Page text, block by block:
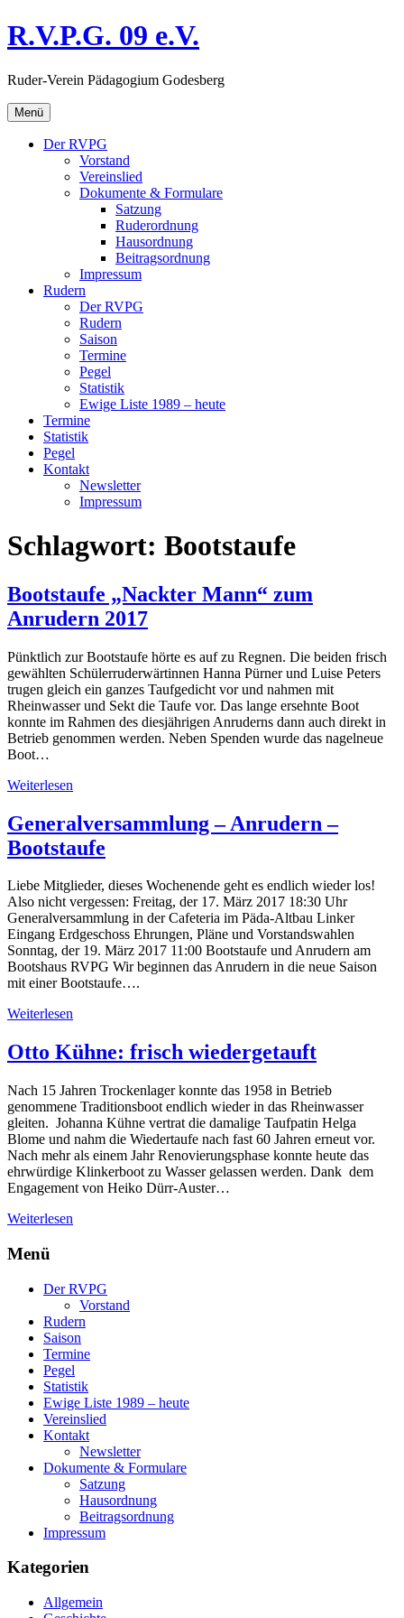
Direkt
zum
R.V.P.G. 09 e.V.
Ruder-Verein Pädagogium Godesberg
Menü
Der RVPG
Vorstand
Vereinslied
Dokumente & Formulare
Satzung
Ruderordnung
Hausordnung
Beitragsordnung
Impressum
Rudern
Der RVPG
Rudern
Saison
Termine
Pegel
Statistik
Ewige Liste 1989 – heute
Termine
Statistik
Pegel
Kontakt
Newsletter
Impressum
Schlagwort: Bootstaufe
Bootstaufe „Nackter Mann“ zum
Anrudern 2017
Pünktlich zur Bootstaufe hörte es auf zu Regnen. Die beiden frisch
gewählten Schülerruderwärtinnen Hanna Pürner und Luise Peters
trugen gleich ein ganzes Taufgedicht vor und nahmen mit
Rheinwasser und Sekt die Taufe vor. Das lange ersehnte Boot
konnte im Rahmen des diesjährigen Anruderns dann auch direkt in
Betrieb genommen werden. Neben Spenden wurde das nagelneue
Boot…
Weiterlesen
Generalversammlung – Anrudern –
Bootstaufe
Liebe Mitglieder, dieses Wochenende geht es endlich wieder los!
Also nicht vergessen: Freitag, der 17. März 2017 18:30 Uhr
Generalversammlung in der Cafeteria im Päda-Altbau Linker
Eingang Erdgeschoss Ehrungen, Pläne und Vorstandswahlen
Sonntag, der 19. März 2017 11:00 Bootstaufe und Anrudern am
Bootshaus RVPG Wir beginnen das Anrudern in die neue Saison
mit einer Bootstaufe….
Weiterlesen
Otto Kühne: frisch wiedergetauft
Nach 15 Jahren Trockenlager konnte das 1958 in Betrieb
genommene Traditionsboot endlich wieder in das Rheinwasser
gleiten. Johanna Kühne vertrat die damalige Taufpatin Helga
Blome und nahm die Wiedertaufe nach fast 60 Jahren erneut vor.
Nach mehr als einem Jahr Renovierungsphase konnte heute das
ehrwürdige Klinkerboot zu Wasser gelassen werden. Dank dem
Engagement von Heiko Dürr-Auster…
Weiterlesen
Menü
Der RVPG
Vorstand
Rudern
Saison
Termine
Pegel
Statistik
Ewige Liste 1989 – heute
Vereinslied
Kontakt
Newsletter
Dokumente & Formulare
Satzung
Hausordnung
Beitragsordnung
Impressum
Kategorien
Allgemein